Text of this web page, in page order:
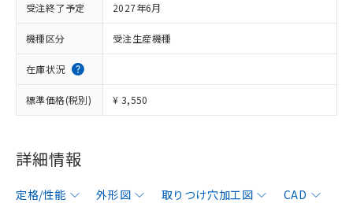
受注終了予定 2027年6月
機種区分 受注生産機種
在庫状況
標準価格(税別) ¥ 3,550
詳細情報
定格/性能 外形図 取りつけ穴加工図
CAD